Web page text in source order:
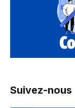
Suivez-nous